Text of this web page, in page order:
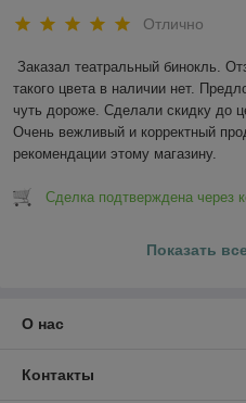
Отлично
Заказал театральный бинокль.
такого цвета в наличии нет.
чуть дороже. Сделали скидку до
Очень вежливый и корректный
рекомендации этому магазину.
Сделка подтверждена через
Показать
О нас
Контакты